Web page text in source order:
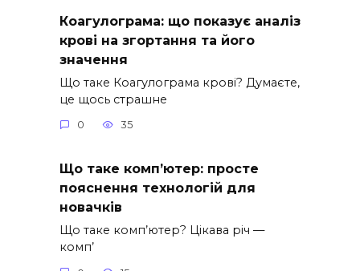
Коагулограма: що показує аналіз
крові на згортання та його
значення
Що таке Коагулограма крові? Думаєте,
це щось страшне
0 35
Що таке комп’ютер: просте
пояснення технологій для
новачків
Що таке комп’ютер? Цікава річ —
комп’